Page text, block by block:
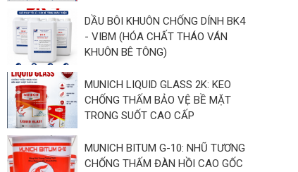
DẦU BÔI KHUÔN CHỐNG DÍNH BK4
- VIBM (HÓA CHẤT THÁO VÁN
KHUÔN BÊ TÔNG)
MUNICH LIQUID GLASS 2K: KEO
CHỐNG THẤM BẢO VỆ BỀ MẶT
TRONG SUỐT CAO CẤP
MUNICH BITUM G-10: NHŨ TƯƠNG
CHỐNG THẤM ĐÀN HỒI CAO GỐC